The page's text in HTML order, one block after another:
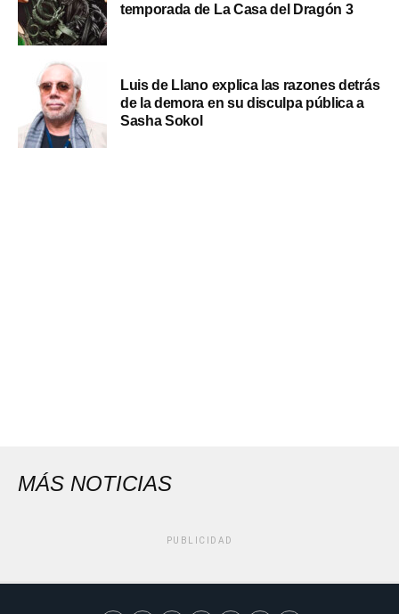
temporada de La Casa del Dragón 3
Luis de Llano explica las razones detrás
de la demora en su disculpa pública a
Sasha Sokol
MÁS NOTICIAS
PUBLICIDAD